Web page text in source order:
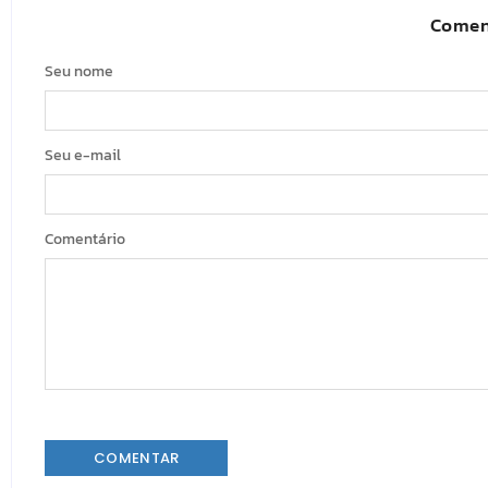
Seu nome
Seu e-mail
Comentário